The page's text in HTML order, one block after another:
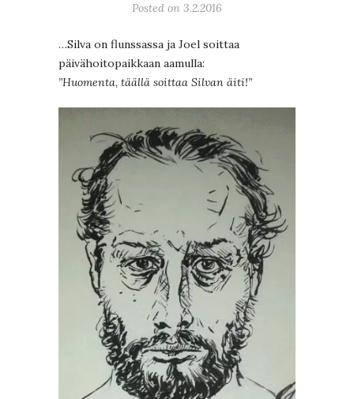
Posted on 3.2.2016
…Silva on flunssassa ja Joel soittaa
päivähoitopaikkaan aamulla:
”Huomenta, täällä soittaa Silvan äiti!”